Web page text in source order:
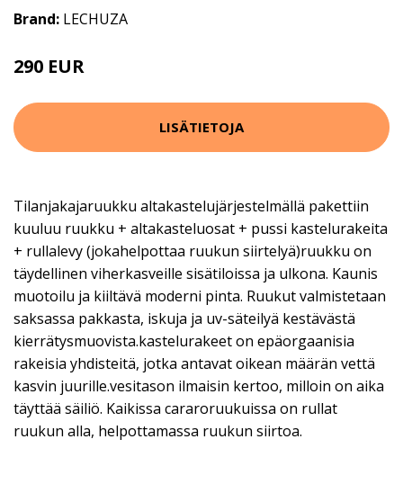
Brand: LECHUZA
290 EUR
LISÄTIETOJA
Tilanjakajaruukku altakastelujärjestelmällä pakettiin
kuuluu ruukku + altakasteluosat + pussi kastelurakeita
+ rullalevy (jokahelpottaa ruukun siirtelyä)ruukku on
täydellinen viherkasveille sisätiloissa ja ulkona. Kaunis
muotoilu ja kiiltävä moderni pinta. Ruukut valmistetaan
saksassa pakkasta, iskuja ja uv-säteilyä kestävästä
kierrätysmuovista.kastelurakeet on epäorgaanisia
rakeisia yhdisteitä, jotka antavat oikean määrän vettä
kasvin juurille.vesitason ilmaisin kertoo, milloin on aika
täyttää säiliö. Kaikissa cararoruukuissa on rullat
ruukun alla, helpottamassa ruukun siirtoa.